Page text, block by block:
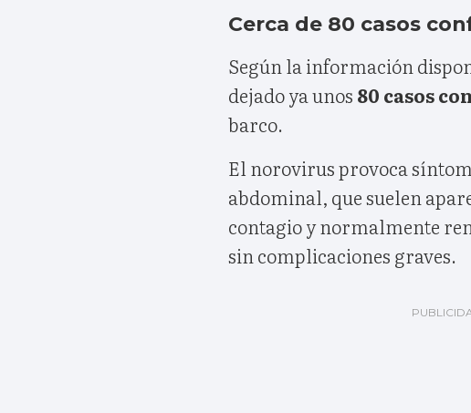
Cerca de 80 casos
Según la información
dejado ya unos 80 casos
barco.
El norovirus provoca
abdominal, que suelen
contagio y normalmente
sin complicaciones graves.